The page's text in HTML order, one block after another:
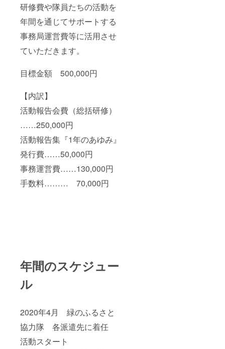
研修費や隊員たちの活動を
年間を通じてサポートする
事務局運営費等に活用させ
ていただきます。
目標金額 500,000円
【内訳】
活動報告会費（総括研修）
……250,000円
活動報告集『1年のあゆみ』
発行費……50,000円
事務運営費……130,000円
手数料……… 70,000円
年間のスケジュー
ル
2020年4月 緑のふるさと
協力隊 各派遣先に着任
活動スタート